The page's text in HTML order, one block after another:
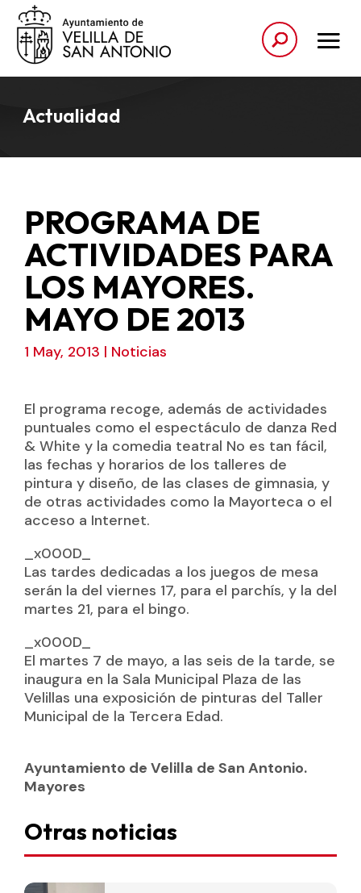
Actualidad
PROGRAMA DE
ACTIVIDADES PARA
LOS MAYORES.
MAYO DE 2013
1 May, 2013 | Noticias
El programa recoge, además de actividades
puntuales como el espectáculo de danza Red
& White y la comedia teatral No es tan fácil,
las fechas y horarios de los talleres de
pintura y diseño, de las clases de gimnasia, y
de otras actividades como la Mayorteca o el
acceso a Internet.
_x000D_
Las tardes dedicadas a los juegos de mesa
serán la del viernes 17, para el parchís, y la del
martes 21, para el bingo.
_x000D_
El martes 7 de mayo, a las seis de la tarde, se
inaugura en la Sala Municipal Plaza de las
Velillas una exposición de pinturas del Taller
Municipal de la Tercera Edad.
Ayuntamiento de Velilla de San Antonio.
Mayores
Otras noticias